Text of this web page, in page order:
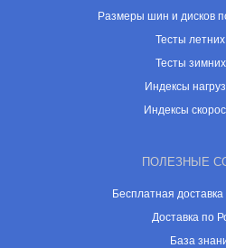
Размеры шин и дисков
Тесты
Тесты
Индексы
Индексы
ПОЛЕЗНЫЕ
Бесплатная
Доставка по
База